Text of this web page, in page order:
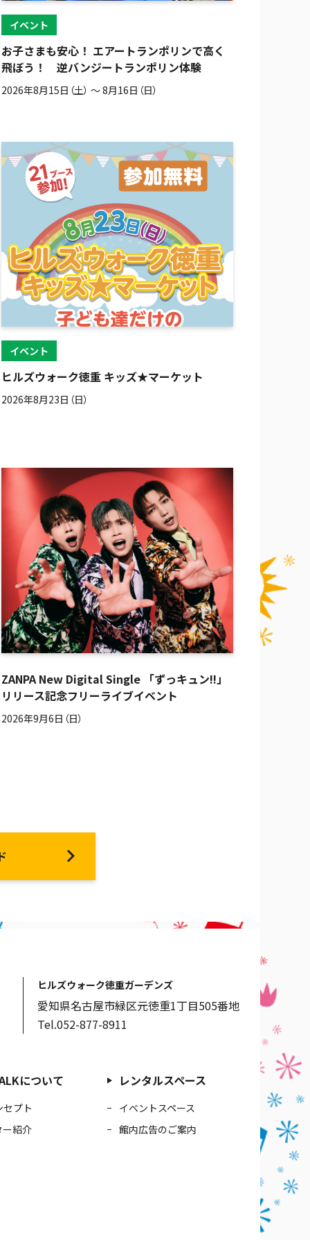
イベント
お子さまも安心！ エアートランポリンで高く
飛ぼう！ 逆バンジートランポリン体験
2026年8月15日（土） 〜 8月16日（日）
イベント
ヒルズウォーク徳重 キッズ★マーケット
2026年8月23日（日）
ZANPA New Digital Single 「ずっキュン!!」
リリース記念フリーライブイベント
2026年9月6日（日）
ヒルズウォーク徳重ガーデンズ
愛知県名古屋市緑区元徳重1丁目505番地
Tel.052-877-8911
について
プト
ー紹介
レンタルスペース
イベントスペース
館内広告のご案内